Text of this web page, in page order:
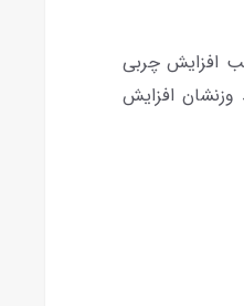
افزایش چربی
افزایش